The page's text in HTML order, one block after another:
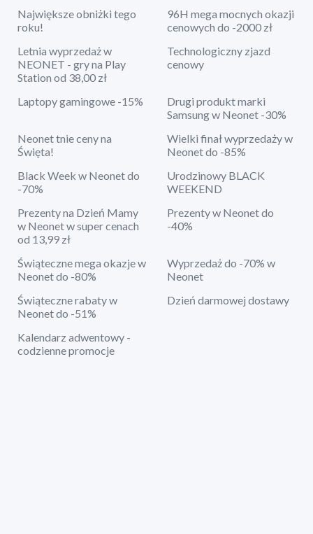
Największe obniżki tego
roku!
96H mega mocnych okazji
cenowych do -2000 zł
Letnia wyprzedaż w
NEONET - gry na Play
Station od 38,00 zł
Technologiczny zjazd
cenowy
Laptopy gamingowe -15%
Drugi produkt marki
Samsung w Neonet -30%
Neonet tnie ceny na
Święta!
Wielki finał wyprzedaży w
Neonet do -85%
Black Week w Neonet do
-70%
Urodzinowy BLACK
WEEKEND
Prezenty na Dzień Mamy
w Neonet w super cenach
od 13,99 zł
Prezenty w Neonet do
-40%
Świąteczne mega okazje w
Neonet do -80%
Wyprzedaż do -70% w
Neonet
Świąteczne rabaty w
Neonet do -51%
Dzień darmowej dostawy
Kalendarz adwentowy -
codzienne promocje